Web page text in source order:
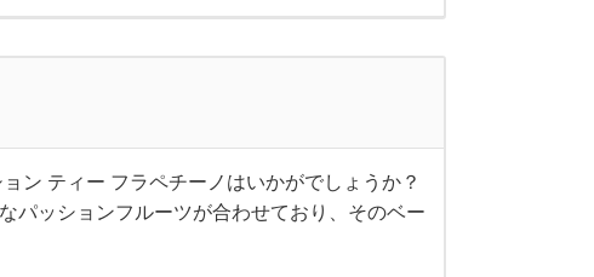
ン ティー フラペチーノはいかがでしょうか？
パッションフルーツが合わせており、そのベー